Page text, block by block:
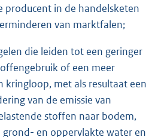
producent in de handelsketen
van marktfalen;
die leiden tot een geringer
of een meer
kringloop, met als resultaat een
van de emissie van
stoffen naar bodem,
grond- en oppervlakte water en